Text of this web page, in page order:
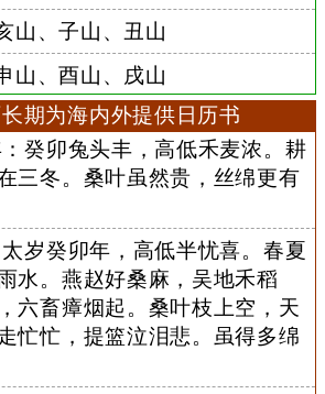
山、子山、丑山
山、酉山、戌山
期为海内外提供日历书
癸卯兔头丰，高低禾麦浓。耕
三冬。桑叶虽然贵，丝绵更有
岁癸卯年，高低半忧喜。春夏
水。燕赵好桑麻，吴地禾稻
六畜瘴烟起。桑叶枝上空，天
忙忙，提篮泣泪悲。虽得多绵